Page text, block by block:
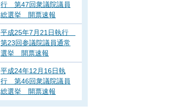
行 第47回衆議院議員
総選挙 開票速報
平成25年7月21日執行
第23回参議院議員通常
選挙 開票速報
平成24年12月16日執
行 第46回衆議院議員
総選挙 開票速報